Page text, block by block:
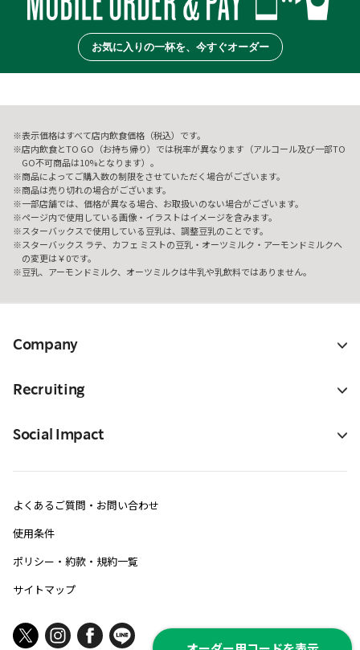
お気に入りの一杯を、今すぐオーダー
表示価格はすべて店内飲食価格（税込）です。
店内飲食とTO GO（お持ち帰り）では税率が異なります（アルコール及び一部TO
GO不可商品は10%となります）。
商品によってご購入数の制限をさせていただく場合がございます。
商品は売り切れの場合がございます。
一部店舗では、価格が異なる場合、お取扱いのない場合がございます。
ページ内で使用している画像・イラストはイメージを含みます。
スターバックスで使用している豆乳は、調整豆乳のことです。
スターバックス ラテ、カフェ ミストの豆乳・オーツミルク・アーモンドミルクへ
の変更は￥0です。
豆乳、アーモンドミルク、オーツミルクは牛乳や乳飲料ではありません。
Company
Recruiting
Social Impact
よくあるご質問・お問い合わせ
使用条件
ポリシー・約款・規約一覧
サイトマップ